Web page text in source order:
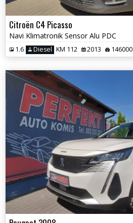
Citroën C4 Picasso
Navi Klimatronik Sensor Alu PDC
1.6 Diesel KM 112 2013 146000